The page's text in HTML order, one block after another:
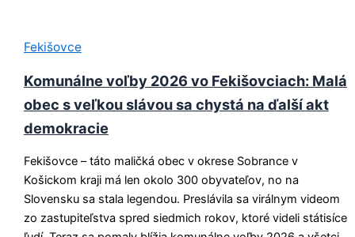
Fekišovce
Komunálne voľby 2026 vo Fekišovciach: Malá
obec s veľkou slávou sa chystá na ďalší akt
demokracie
Fekišovce – táto maličká obec v okrese Sobrance v
Košickom kraji má len okolo 300 obyvateľov, no na
Slovensku sa stala legendou. Preslávila sa virálnym videom
zo zastupiteľstva spred siedmich rokov, ktoré videli státisíce